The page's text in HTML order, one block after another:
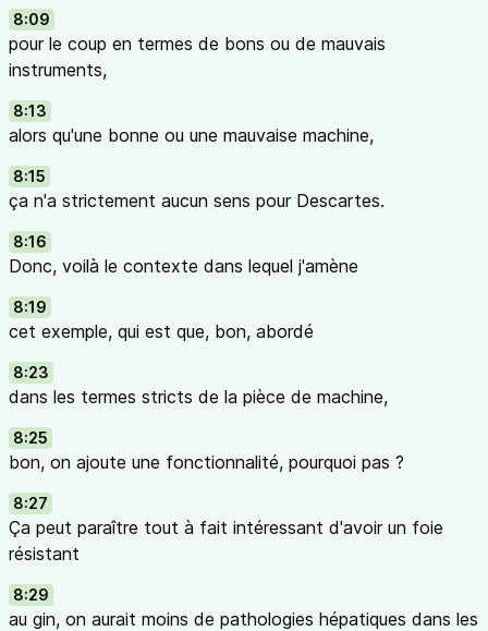
8:09
pour le coup en termes de bons ou de mauvais
instruments,
8:13
alors qu'une bonne ou une mauvaise machine,
8:15
ça n'a strictement aucun sens pour Descartes.
8:16
Donc, voilà le contexte dans lequel j'amène
8:19
cet exemple, qui est que, bon, abordé
8:23
dans les termes stricts de la pièce de machine,
8:25
bon, on ajoute une fonctionnalité, pourquoi pas ?
8:27
Ça peut paraître tout à fait intéressant d'avoir un foie
résistant
8:29
au gin, on aurait moins de pathologies hépatiques dans les